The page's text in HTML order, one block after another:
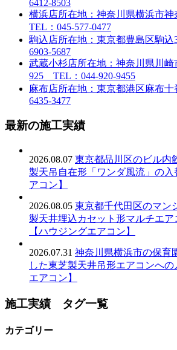
6412-8503
横浜店所在地：神奈川県横浜市
TEL：045-577-0477
駒込店所在地：東京都豊島区駒
6903-5687
武蔵小杉店所在地：神奈川県川
925 TEL：044-920-9455
麻布店所在地：東京都港区麻布
6435-3477
最新の施工実績
2026.08.07 東京都品川区のビル内
製天吊自在形「ワンダ風流」の
アコン】
2026.08.05 東京都千代田区のマン
製天井埋込カセット形マルチエ
【ハウジングエアコン】
2026.07.31 神奈川県横浜市の保育
した東芝製天井吊形エアコンへ
エアコン】
施工実績 タグ一覧
カテゴリー